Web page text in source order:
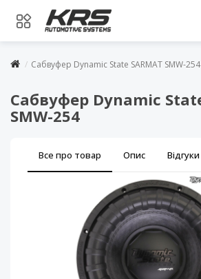
Сабвуфер Dynamic State SARMAT SMW-254
Сабвуфер Dynamic
SMW-254
Все про товар Опис